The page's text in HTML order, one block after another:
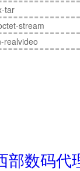
tar
stream
realvideo
部数码代